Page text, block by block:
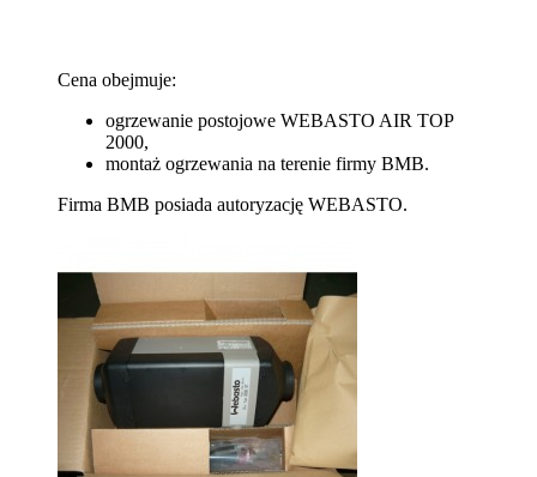
Cena obejmuje:
ogrzewanie postojowe WEBASTO AIR TOP
2000,
montaż ogrzewania na terenie firmy BMB.
Firma BMB posiada autoryzację WEBASTO.